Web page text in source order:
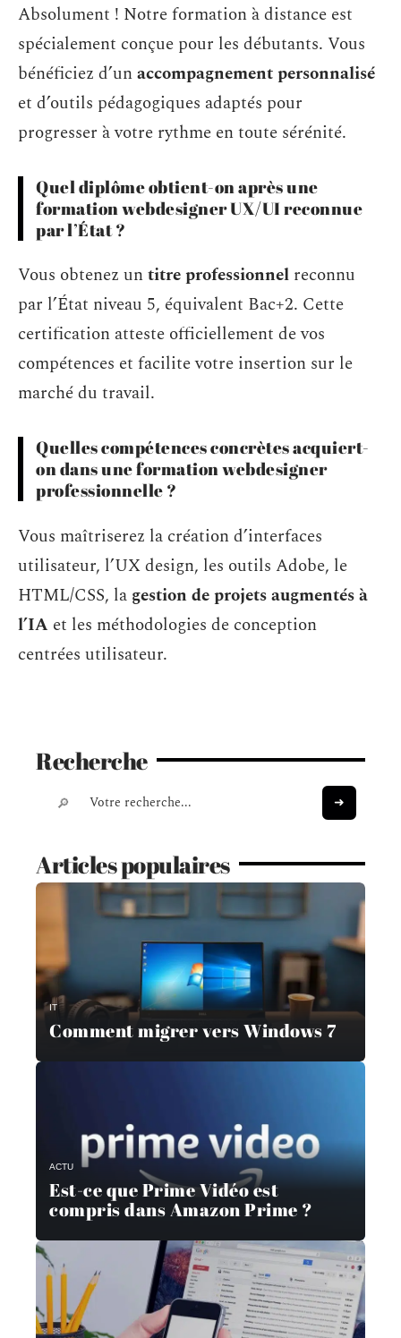
Absolument ! Notre formation à distance est
spécialement conçue pour les débutants. Vous
bénéficiez d’unaccompagnement personnalisé
et d’outils pédagogiques adaptés pour
progresser à votre rythme en toute sérénité.
Quel diplôme obtient-on après une
formation webdesigner UX/UI reconnue
par l’État ?
Vous obtenez untitre professionnel reconnu
par l’État niveau 5, équivalent Bac+2. Cette
certification atteste officiellement de vos
compétences et facilite votre insertion sur le
marché du travail.
Quelles compétences concrètes acquiert-
on dans une formation webdesigner
professionnelle ?
Vous maîtriserez la création d’interfaces
utilisateur, l’UX design, les outils Adobe, le
HTML/CSS, la gestion de projets augmentés à
l’IA et les méthodologies de conception
centrées utilisateur.
Recherche
Articles populaires
IT
Comment migrer vers Windows 7
ACTU
Est-ce que Prime Vidéo est
compris dans Amazon Prime ?